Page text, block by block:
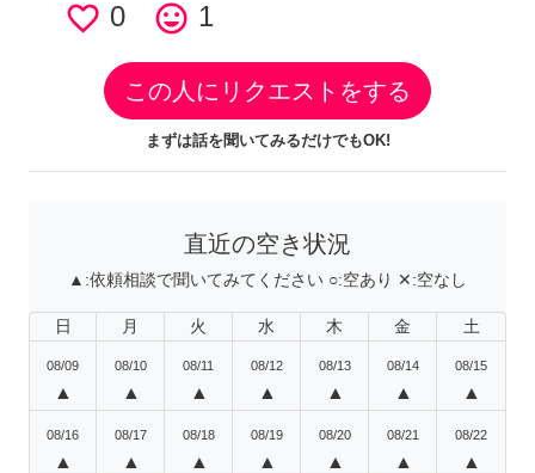
favorite_border 0 tag_faces 1
この人にリクエストをする
まずは話を聞いてみるだけでもOK!
直近の空き状況
▲:依頼相談で聞いてみてください ○:空あり ✕:空なし
日 月 火 水 木 金 土
08/09
▲
08/10
▲
08/11
▲
08/12
▲
08/13
▲
08/14
▲
08/15
▲
08/16
▲
08/17
▲
08/18
▲
08/19
▲
08/20
▲
08/21
▲
08/22
▲